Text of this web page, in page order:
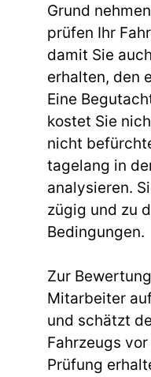
Grund
prüfen Ihr
damit Sie
erhalten, den
Eine
kostet Sie
nicht
tagelang in
analysieren.
zügig und zu
Bedingungen.
Zur
Mitarbeiter
und schätzt
Fahrzeugs
Prüfung